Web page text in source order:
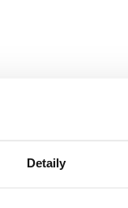
Detaily
celková dĺžka
Vás bude